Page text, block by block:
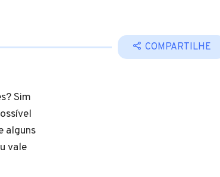
COMPARTILHE
Sim
alguns
vale